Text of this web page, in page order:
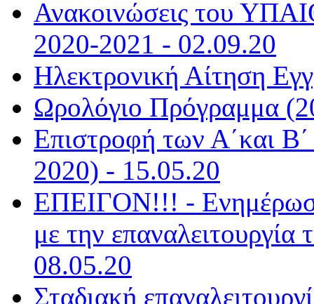
Ανακοινώσεις του
2020-2021 - 02.09.20
Ηλεκτρονική Αίτηση
Ωρολόγιο Πρόγραμμα
Επιστροφή των Α΄και
2020) - 15.05.20
ΕΠΕΙΓΟΝ!!! -
με την
08.05.20
Σταδιακή